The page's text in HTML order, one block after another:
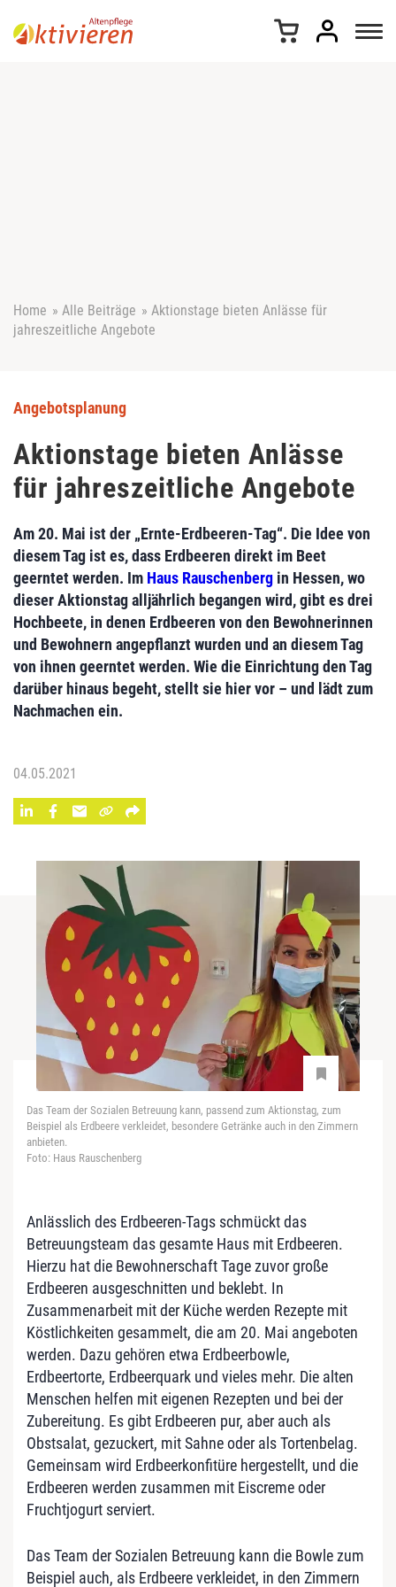
Home » Alle Beiträge » Aktionstage bieten Anlässe für
jahreszeitliche Angebote
Angebotsplanung
Aktionstage bieten Anlässe
für jahreszeitliche Angebote
Am 20. Mai ist der „Ernte-Erdbeeren-Tag“. Die Idee von
diesem Tag ist es, dass Erdbeeren direkt im Beet
geerntet werden. Im Haus Rauschenberg in Hessen, wo
dieser Aktionstag alljährlich begangen wird, gibt es drei
Hochbeete, in denen Erdbeeren von den Bewohnerinnen
und Bewohnern angepflanzt wurden und an diesem Tag
von ihnen geerntet werden. Wie die Einrichtung den Tag
darüber hinaus begeht, stellt sie hier vor – und lädt zum
Nachmachen ein.
04.05.2021
Das Team der Sozialen Betreuung kann, passend zum Aktionstag, zum
Beispiel als Erdbeere verkleidet, besondere Getränke auch in den Zimmern
anbieten.
Foto: Haus Rauschenberg
Anlässlich des Erdbeeren-Tags schmückt das
Betreuungsteam das gesamte Haus mit Erdbeeren.
Hierzu hat die Bewohnerschaft Tage zuvor große
Erdbeeren ausgeschnitten und beklebt. In
Zusammenarbeit mit der Küche werden Rezepte mit
Köstlichkeiten gesammelt, die am 20. Mai angeboten
werden. Dazu gehören etwa Erdbeerbowle,
Erdbeertorte, Erdbeerquark und vieles mehr. Die alten
Menschen helfen mit eigenen Rezepten und bei der
Zubereitung. Es gibt Erdbeeren pur, aber auch als
Obstsalat, gezuckert, mit Sahne oder als Tortenbelag.
Gemeinsam wird Erdbeerkonfitüre hergestellt, und die
Erdbeeren werden zusammen mit Eiscreme oder
Fruchtjogurt serviert.
Das Team der Sozialen Betreuung kann die Bowle zum
Beispiel auch, als Erdbeere verkleidet, in den Zimmern